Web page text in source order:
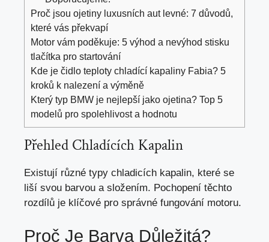
Proč jsou ojetiny luxusních aut levné: 7 důvodů,
které vás překvapí
Motor vám poděkuje: 5 výhod a nevýhod stisku
tlačítka pro startování
Kde je čidlo teploty chladící kapaliny Fabia? 5
kroků k nalezení a výměně
Který typ BMW je nejlepší jako ojetina? Top 5
modelů pro spolehlivost a hodnotu
Přehled Chladících Kapalin
Existují různé typy chladicích kapalin, které se
liší svou barvou a složením. Pochopení těchto
rozdílů je klíčové pro správné fungování motoru.
Proč Je Barva Důležitá?